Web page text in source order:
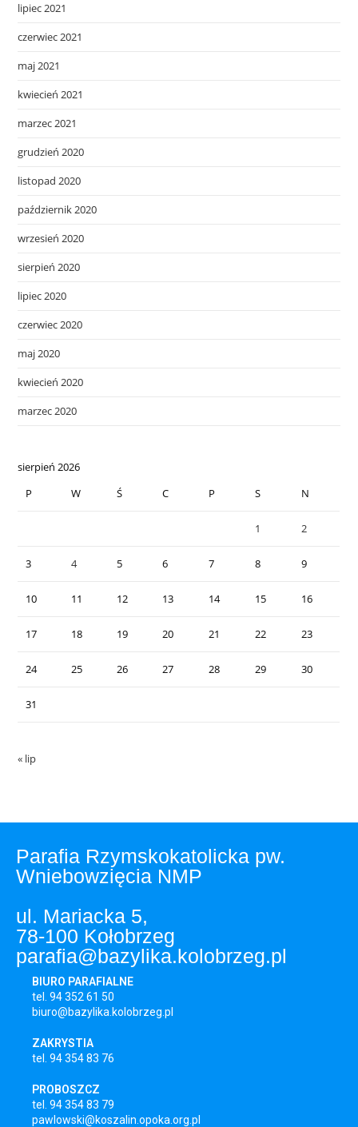
lipiec 2021
czerwiec 2021
maj 2021
kwiecień 2021
marzec 2021
grudzień 2020
listopad 2020
październik 2020
wrzesień 2020
sierpień 2020
lipiec 2020
czerwiec 2020
maj 2020
kwiecień 2020
marzec 2020
sierpień 2026
P
W Ś C P S N
1 2
3 4 5 6 7 8 9
10 11 12 13 14 15 16
17 18 19 20 21 22 23
24 25 26 27 28 29 30
31
« lip
Parafia Rzymskokatolicka pw.
Wniebowzięcia NMP
ul. Mariacka 5,
78-100 Kołobrzeg
parafia@bazylika.kolobrzeg.pl
BIURO PARAFIALNE
tel. 94 352 61 50
biuro@bazylika.kolobrzeg.pl
ZAKRYSTIA
tel. 94 354 83 76
PROBOSZCZ
tel. 94 354 83 79
pawlowski@koszalin.opoka.org.pl